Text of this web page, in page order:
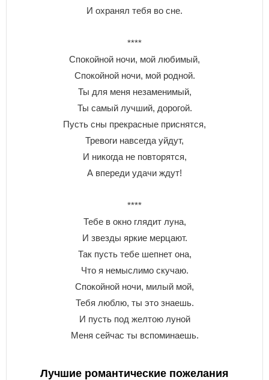
И охранял тебя во сне.
****
Спокойной ночи, мой любимый,
Спокойной ночи, мой родной.
Ты для меня незаменимый,
Ты самый лучший, дорогой.
Пусть сны прекрасные приснятся,
Тревоги навсегда уйдут,
И никогда не повторятся,
А впереди удачи ждут!
****
Тебе в окно глядит луна,
И звезды яркие мерцают.
Так пусть тебе шепнет она,
Что я немыслимо скучаю.
Спокойной ночи, милый мой,
Тебя люблю, ты это знаешь.
И пусть под желтою луной
Меня сейчас ты вспоминаешь.
Лучшие романтические пожелания